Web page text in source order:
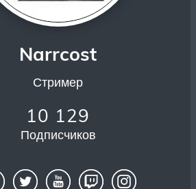
Narrcost
Стример
10 129
Подписчиков